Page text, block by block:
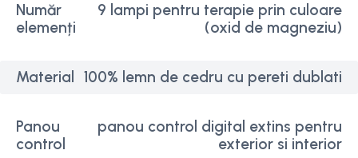
Număr
elemenți
9 lampi pentru terapie prin culoare
(oxid de magneziu)
Material 100% lemn de cedru cu pereti dublati
Panou
control
panou control digital extins pentru
exterior si interior